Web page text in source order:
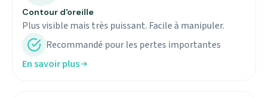
Contour d'oreille
Plus visible mais très puissant. Facile à manipuler.
Recommandé pour les pertes importantes
En savoir plus